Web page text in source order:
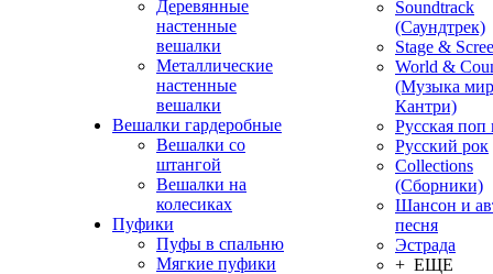
Деревянные
настенные
вешалки
Металлические
настенные
вешалки
Вешалки гардеробные
Вешалки со
штангой
Вешалки на
колесиках
Пуфики
Пуфы в спальню
Мягкие пуфики
Soundtrack
(Саундтрек)
Stage &
World &
(Музыка
Кантри)
Русская поп
Русский рок
Сollections
(Сборники)
Шансон и
песня
Эстрада
+ ЕЩЕ